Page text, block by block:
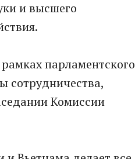
и высшего
парламентского
сотрудничества,
Комиссии